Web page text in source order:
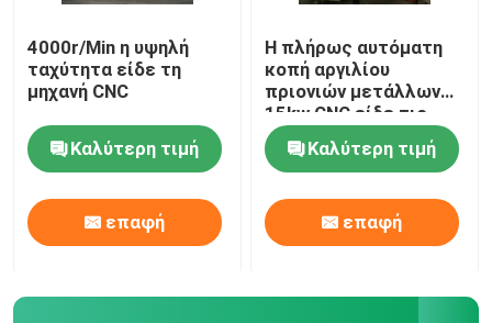
4000r/Min η υψηλή
ταχύτητα είδε τη
μηχανή CNC
Καλύτερη τιμή
επαφή
Η πλήρως αυτόματη
κοπή αργιλίου
πριονιών μετάλλων
15kw CNC είδε τις
μηχανές 4000r/min
Καλύτερη τιμή
επαφή